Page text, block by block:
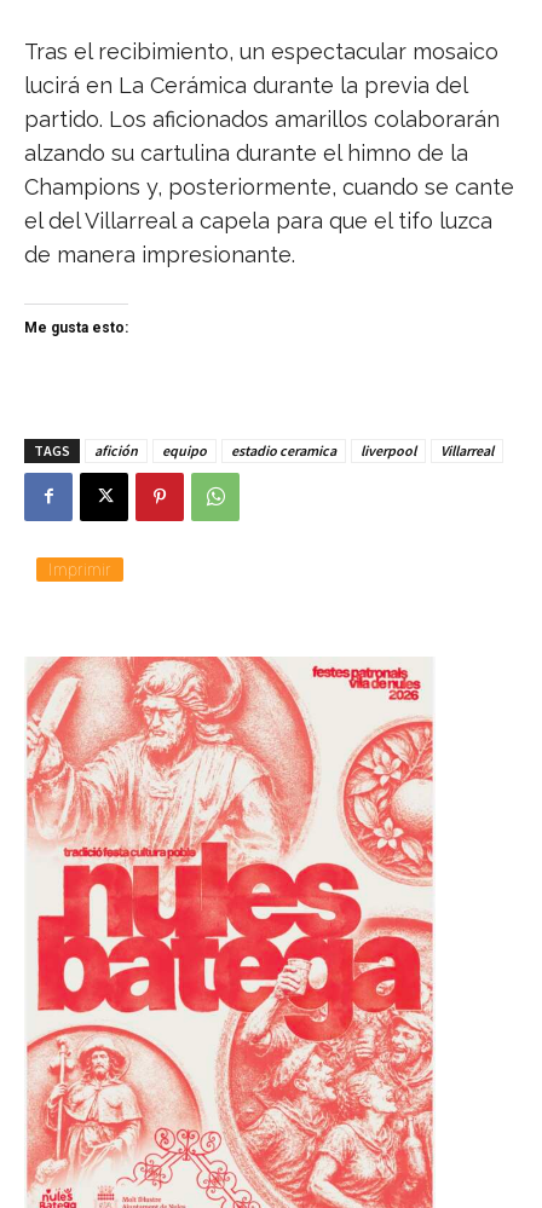
Tras el recibimiento, un espectacular mosaico
lucirá en La Cerámica durante la previa del
partido. Los aficionados amarillos colaborarán
alzando su cartulina durante el himno de la
Champions y, posteriormente, cuando se cante
el del Villarreal a capela para que el tifo luzca
de manera impresionante.
Me gusta esto:
TAGS afición equipo estadio ceramica liverpool Villarreal
Imprimir